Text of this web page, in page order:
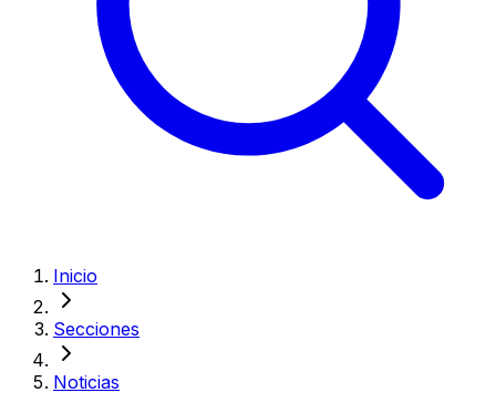
Inicio
Secciones
Noticias